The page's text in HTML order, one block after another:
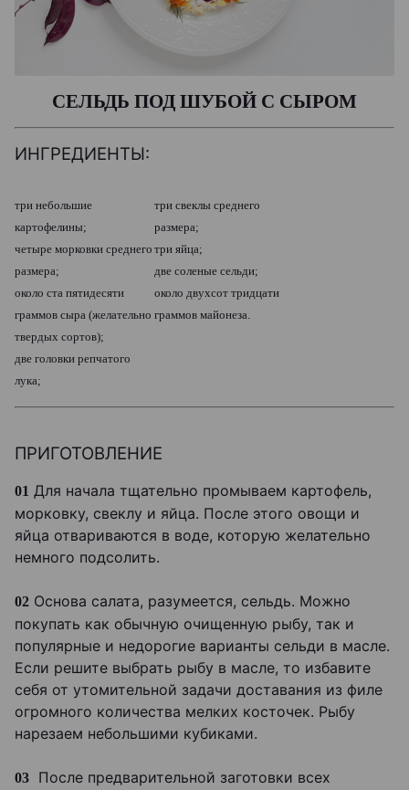
СЕЛЬДЬ ПОД ШУБОЙ С СЫРОМ
ИНГРЕДИЕНТЫ:
три небольшие
картофелины;
четыре морковки среднего
размера;
около ста пятидесяти
граммов сыра (желательно
твердых сортов);
две головки репчатого
лука;
три свеклы среднего
размера;
три яйца;
две соленые сельди;
около двухсот тридцати
граммов майонеза.
ПРИГОТОВЛЕНИЕ
01 Для начала тщательно промываем картофель,
морковку, свеклу и яйца. После этого овощи и
яйца отвариваются в воде, которую желательно
немного подсолить.
02 Основа салата, разумеется, сельдь. Можно
покупать как обычную очищенную рыбу, так и
популярные и недорогие варианты сельди в масле.
Если решите выбрать рыбу в масле, то избавите
себя от утомительной задачи доставания из филе
огромного количества мелких косточек. Рыбу
нарезаем небольшими кубиками.
03 После предварительной заготовки всех